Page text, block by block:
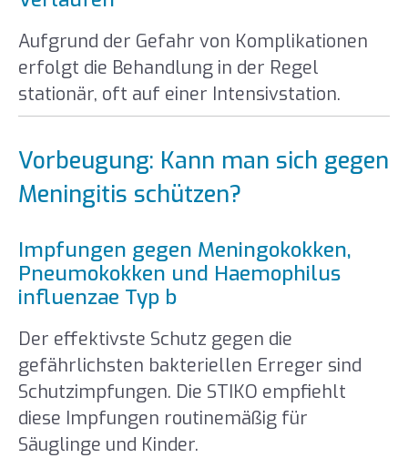
Aufgrund der Gefahr von Komplikationen
erfolgt die Behandlung in der Regel
stationär, oft auf einer Intensivstation.
Vorbeugung: Kann man sich gegen
Meningitis schützen?
Impfungen gegen Meningokokken,
Pneumokokken und Haemophilus
influenzae Typ b
Der effektivste Schutz gegen die
gefährlichsten bakteriellen Erreger sind
Schutzimpfungen. Die STIKO empfiehlt
diese Impfungen routinemäßig für
Säuglinge und Kinder.